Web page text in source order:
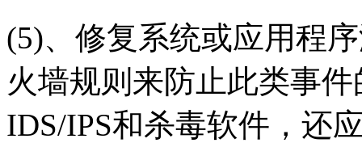
(5)、修复系统或应用程
火墙规则来防止此类事
IDS/IPS和杀毒软件，还